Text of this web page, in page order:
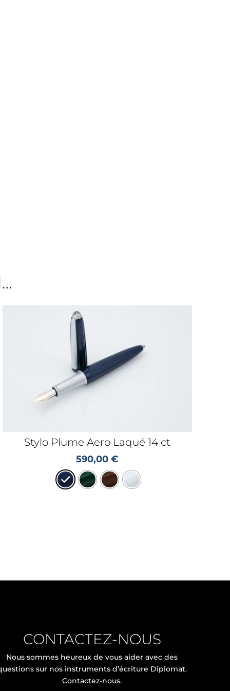
Stylo Plume Aero Laqué 14 ct
590,00€
CONTACTEZ-NOUS
Nous sommes heureux de vous aider avec des
sur nos instruments d’écriture Diplomat.
Contactez-nous.